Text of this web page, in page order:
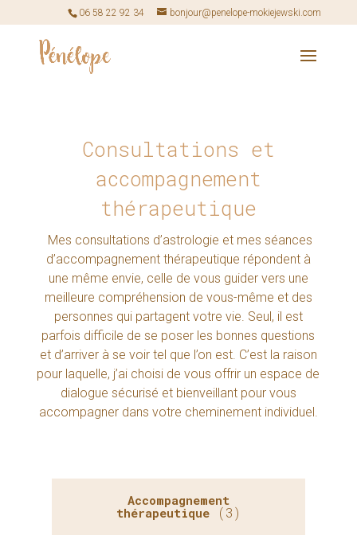
06 58 22 92 34 bonjour@penelope-mokiejewski.com
Consultations et
accompagnement
thérapeutique
Mes consultations d’astrologie et mes séances
d’accompagnement thérapeutique répondent à
une même envie, celle de vous guider vers une
meilleure compréhension de vous-même et des
personnes qui partagent votre vie. Seul, il est
parfois difficile de se poser les bonnes questions
et d’arriver à se voir tel que l’on est. C’est la raison
pour laquelle, j’ai choisi de vous offrir un espace de
dialogue sécurisé et bienveillant pour vous
accompagner dans votre cheminement individuel.
Accompagnement
thérapeutique
(3)